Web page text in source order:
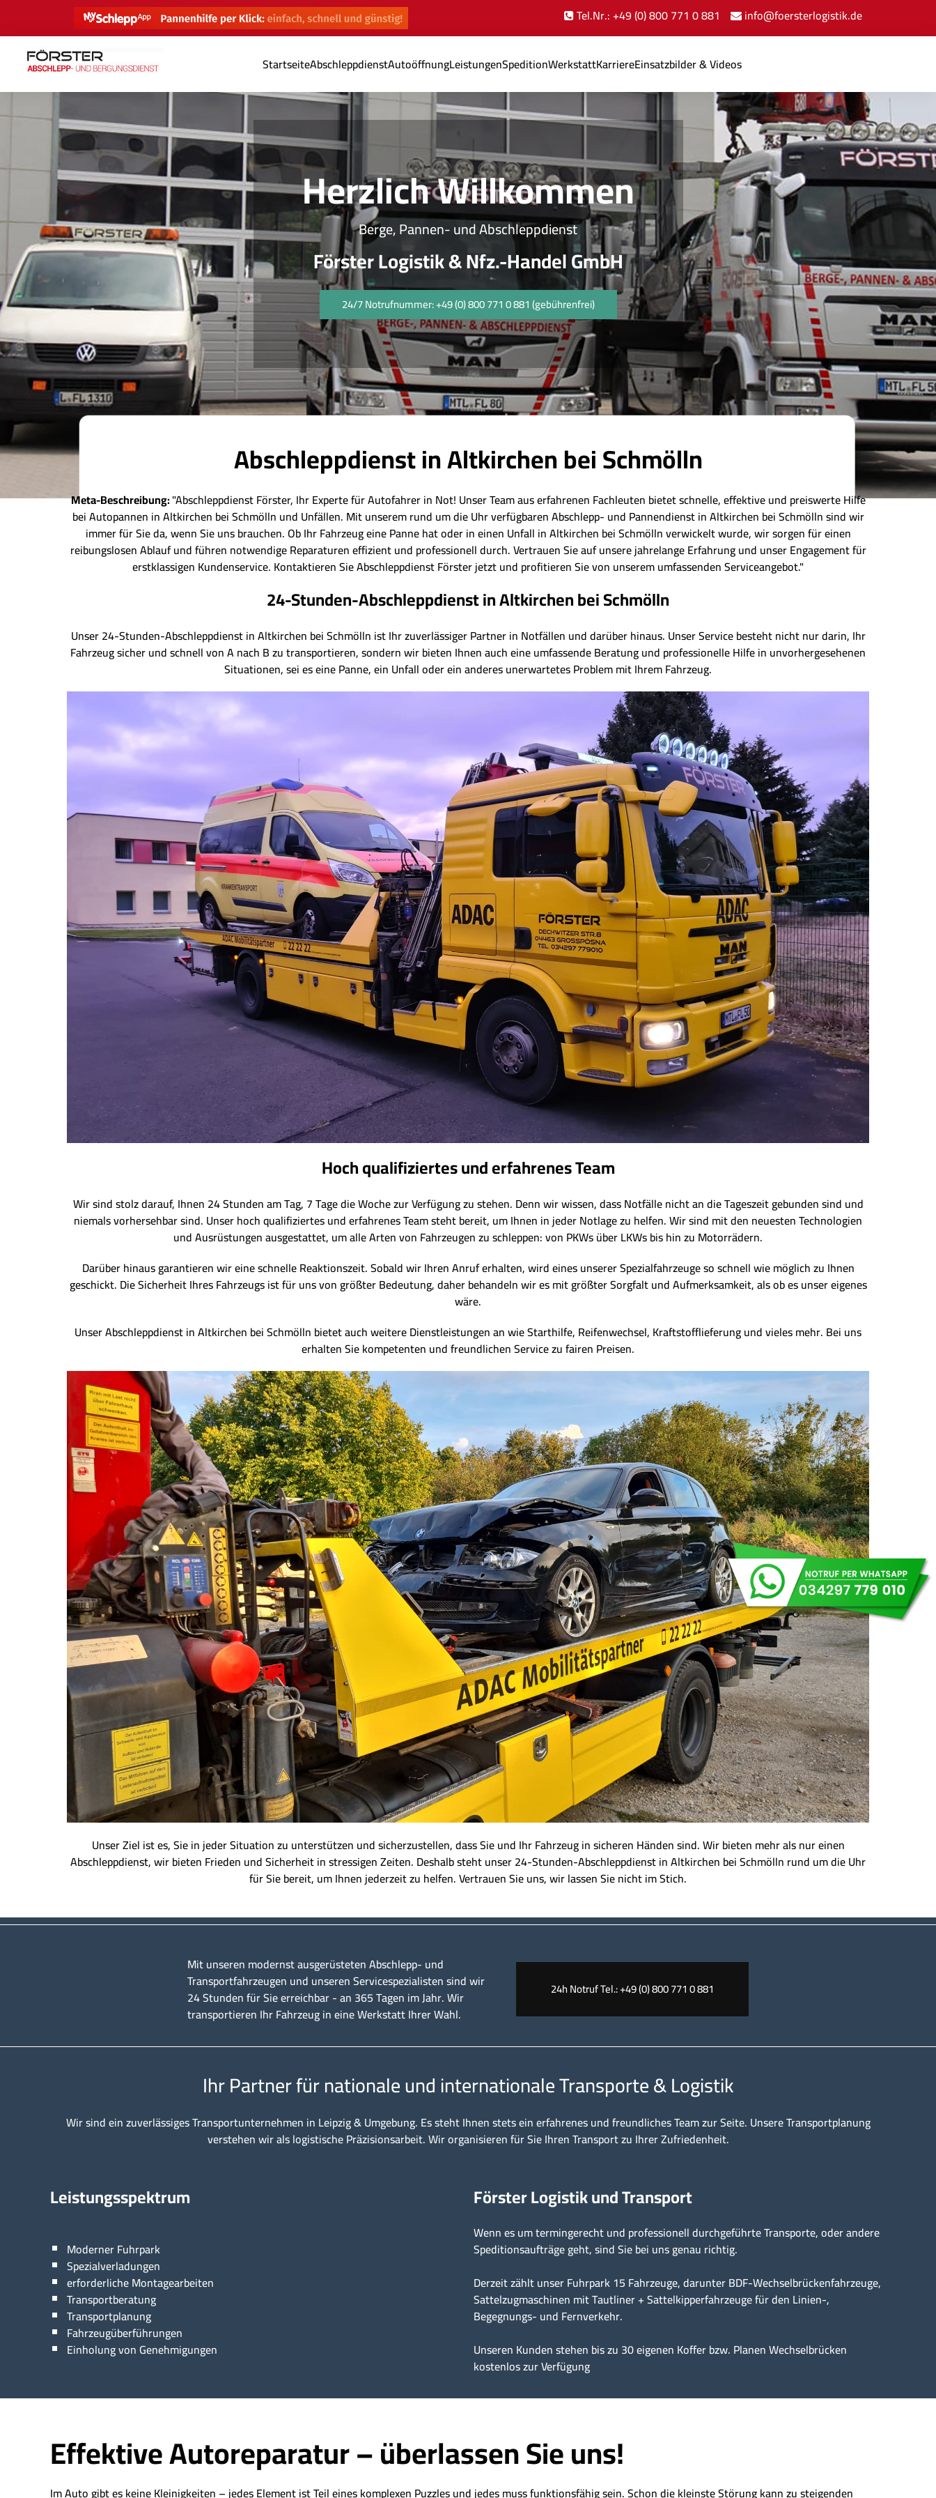
Tel.Nr.: +49 (0) 800 771 0 881 info@foersterlogistik.de
StartseiteAbschleppdienstAutoöffnungLeistungenSpeditionWerkstattKarriereEinsatzbilder & Videos
Herzlich Willkommen
Berge, Pannen- und Abschleppdienst
Förster Logistik & Nfz.-Handel GmbH
24/7 Notrufnummer: +49 (0) 800 771 0 881 (gebührenfrei)
Abschleppdienst in Altkirchen bei Schmölln
Meta-Beschreibung:"Abschleppdienst Förster, Ihr Experte für Autofahrer in Not! Unser Team aus erfahrenen Fachleuten bietet schnelle, effektive und preiswerte Hilfe
bei Autopannen in Altkirchen bei Schmölln und Unfällen. Mit unserem rund um die Uhr verfügbaren Abschlepp- und Pannendienst in Altkirchen bei Schmölln sind wir
immer für Sie da, wenn Sie uns brauchen. Ob Ihr Fahrzeug eine Panne hat oder in einen Unfall in Altkirchen bei Schmölln verwickelt wurde, wir sorgen für einen
reibungslosen Ablauf und führen notwendige Reparaturen effizient und professionell durch. Vertrauen Sie auf unsere jahrelange Erfahrung und unser Engagement für
erstklassigen Kundenservice. Kontaktieren Sie Abschleppdienst Förster jetzt und profitieren Sie von unserem umfassenden Serviceangebot."
24-Stunden-Abschleppdienst in Altkirchen bei Schmölln
Unser 24-Stunden-Abschleppdienst in Altkirchen bei Schmölln ist Ihr zuverlässiger Partner in Notfällen und darüber hinaus. Unser Service besteht nicht nur darin, Ihr
Fahrzeug sicher und schnell von A nach B zu transportieren, sondern wir bieten Ihnen auch eine umfassende Beratung und professionelle Hilfe in unvorhergesehenen
Situationen, sei es eine Panne, ein Unfall oder ein anderes unerwartetes Problem mit Ihrem Fahrzeug.
Hoch qualifiziertes und erfahrenes Team
Wir sind stolz darauf, Ihnen 24 Stunden am Tag, 7 Tage die Woche zur Verfügung zu stehen. Denn wir wissen, dass Notfälle nicht an die Tageszeit gebunden sind und
niemals vorhersehbar sind. Unser hoch qualifiziertes und erfahrenes Team steht bereit, um Ihnen in jeder Notlage zu helfen. Wir sind mit den neuesten Technologien
und Ausrüstungen ausgestattet, um alle Arten von Fahrzeugen zu schleppen: von PKWs über LKWs bis hin zu Motorrädern.
Darüber hinaus garantieren wir eine schnelle Reaktionszeit. Sobald wir Ihren Anruf erhalten, wird eines unserer Spezialfahrzeuge so schnell wie möglich zu Ihnen
geschickt. Die Sicherheit Ihres Fahrzeugs ist für uns von größter Bedeutung, daher behandeln wir es mit größter Sorgfalt und Aufmerksamkeit, als ob es unser eigenes
wäre.
Unser Abschleppdienst in Altkirchen bei Schmölln bietet auch weitere Dienstleistungen an wie Starthilfe, Reifenwechsel, Kraftstofflieferung und vieles mehr. Bei uns
erhalten Sie kompetenten und freundlichen Service zu fairen Preisen.
Unser Ziel ist es, Sie in jeder Situation zu unterstützen und sicherzustellen, dass Sie und Ihr Fahrzeug in sicheren Händen sind. Wir bieten mehr als nur einen
Abschleppdienst, wir bieten Frieden und Sicherheit in stressigen Zeiten. Deshalb steht unser 24-Stunden-Abschleppdienst in Altkirchen bei Schmölln rund um die Uhr
für Sie bereit, um Ihnen jederzeit zu helfen. Vertrauen Sie uns, wir lassen Sie nicht im Stich.
Mit unseren modernst ausgerüsteten Abschlepp- und
Transportfahrzeugen und unseren Servicespezialisten sind wir
24 Stunden für Sie erreichbar - an 365 Tagen im Jahr. Wir
transportieren Ihr Fahrzeug in eine Werkstatt Ihrer Wahl.
24h Notruf Tel.: +49 (0) 800 771 0 881
Ihr Partner für nationale und internationale Transporte & Logistik
Wir sind ein zuverlässiges Transportunternehmen in Leipzig & Umgebung. Es steht Ihnen stets ein erfahrenes und freundliches Team zur Seite. Unsere Transportplanung
verstehen wir als logistische Präzisionsarbeit. Wir organisieren für Sie Ihren Transport zu Ihrer Zufriedenheit.
Leistungsspektrum
Moderner Fuhrpark
Spezialverladungen
erforderliche Montagearbeiten
Transportberatung
Transportplanung
Fahrzeugüberführungen
Einholung von Genehmigungen
Förster Logistik und Transport
Wenn es um termingerecht und professionell durchgeführte Transporte, oder andere
Speditionsaufträge geht, sind Sie bei uns genau richtig.
Derzeit zählt unser Fuhrpark 15 Fahrzeuge, darunter BDF-Wechselbrückenfahrzeuge,
Sattelzugmaschinen mit Tautliner + Sattelkipperfahrzeuge für den Linien-,
Begegnungs- und Fernverkehr.
Unseren Kunden stehen bis zu 30 eigenen Koffer bzw. Planen Wechselbrücken
kostenlos zur Verfügung
Effektive Autoreparatur – überlassen Sie uns!
Im Auto gibt es keine Kleinigkeiten – jedes Element ist Teil eines komplexen Puzzles und jedes muss funktionsfähig sein. Schon die kleinste Störung kann zu steigenden